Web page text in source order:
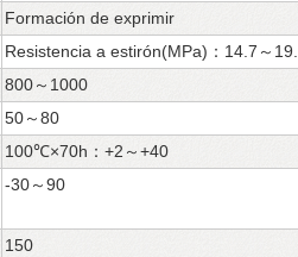
Formación de exprimir
Resistencia a estirón(MPa)：14.7～
800～1000
50～80
100℃×70h：+2～+40
-30～90
150